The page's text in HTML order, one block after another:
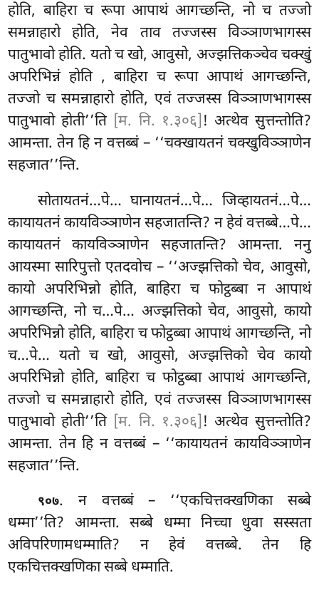
होति, बाहिरा च रूपा आपाथं आगच्छन्ति, नो च तज्जो
समन्नाहारो होति, नेव ताव तज्जस्स विञ्ञाणभागस्स
पातुभावो होति. यतो च खो, आवुसो, अज्झत्तिकञ्चेव चक्खुं
अपरिभिन्नं होति , बाहिरा च रूपा आपाथं आगच्छन्ति,
तज्जो च समन्नाहारो होति, एवं तज्जस्स विञ्ञाणभागस्स
पातुभावो होती’’ति [म. नि. १.३०६] ! अत्थेव सुत्तन्तोति?
आमन्ता. तेन हि न वत्तब्बं – ‘‘चक्खायतनं चक्खुविञ्ञाणेन
सहजात’’न्ति.
सोतायतनं…पे… घानायतनं…पे… जिव्हायतनं…पे…
कायायतनं कायविञ्ञाणेन सहजातन्ति? नहेवं वत्तब्बे…पे…
कायायतनं कायविञ्ञाणेन सहजातन्ति? आमन्ता. ननु
आयस्मा सारिपुत्तो एतदवोच – ‘‘अज्झत्तिको चेव, आवुसो,
कायो अपरिभिन्नो होति, बाहिरा च फोट्ठब्बा न आपाथं
आगच्छन्ति, नो च…पे… अज्झत्तिको चेव, आवुसो, कायो
अपरिभिन्नो होति, बाहिरा च फोट्ठब्बा आपाथं आगच्छन्ति, नो
च…पे… यतो च खो, आवुसो, अज्झत्तिको चेव कायो
अपरिभिन्नो होति, बाहिरा च फोट्ठब्बा आपाथं आगच्छन्ति,
तज्जो च समन्नाहारो होति, एवं तज्जस्स विञ्ञाणभागस्स
पातुभावो होती’’ति [म. नि. १.३०६] ! अत्थेव सुत्तन्तोति?
आमन्ता. तेन हि न वत्तब्बं – ‘‘कायायतनं कायविञ्ञाणेन
सहजात’’न्ति.
९०७. न वत्तब्बं – ‘‘एकचित्तक्खणिका सब्बे
धम्मा’’ति? आमन्ता. सब्बे धम्मा निच्चा धुवा सस्सता
अविपरिणामधम्माति? न हेवं वत्तब्बे. तेन हि
एकचित्तक्खणिका सब्बे धम्माति.